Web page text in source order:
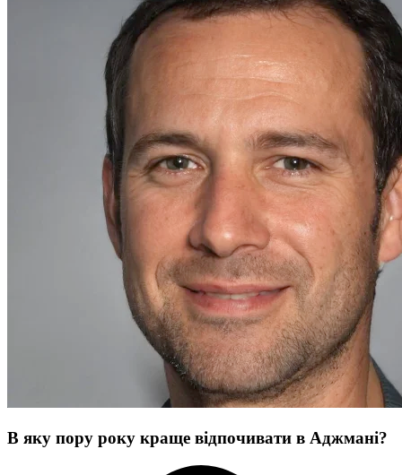
В яку пору року краще відпочивати в Аджмані?